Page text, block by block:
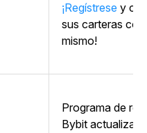
¡Regístrese y
sus carteras
mismo!
Programa de
Bybit